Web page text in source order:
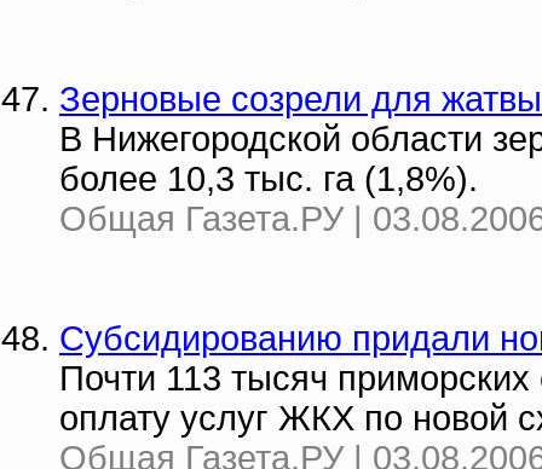
Зерновые созрели для жатвы
В Нижегородской области
более 10,3 тыс. га (1,8%).
Общая Газета.РУ |
Субсидированию придали
Почти 113 тысяч
оплату услуг ЖКХ по новой
Общая Газета.РУ |